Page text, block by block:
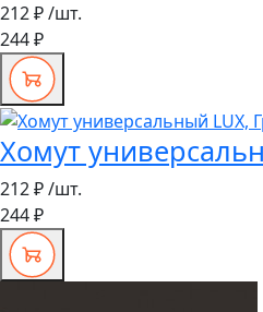
212 ₽/шт.
244 ₽
Хомут
212 ₽/шт.
244 ₽